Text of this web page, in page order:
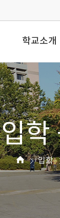
학교소개
입학
입학